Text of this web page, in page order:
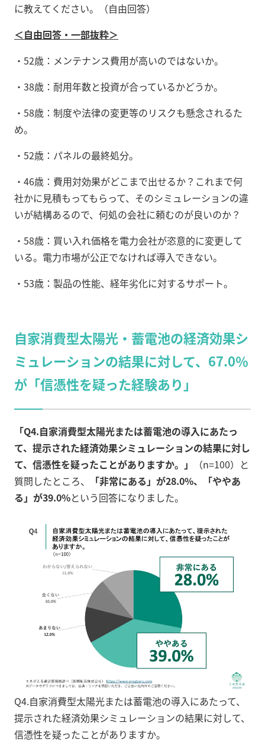
に教えてください。（自由回答）
＜自由回答・一部抜粋＞
・52歳：メンテナンス費用が高いのではないか。
・38歳：耐用年数と投資が合っているかどうか。
・58歳：制度や法律の変更等のリスクも懸念されるた
め。
・52歳：パネルの最終処分。
・46歳：費用対効果がどこまで出せるか？これまで何
社かに見積もってもらって、そのシミュレーションの違
いが結構あるので、何処の会社に頼むのが良いのか？
・58歳：買い入れ価格を電力会社が恣意的に変更して
いる。電力市場が公正でなければ導入できない。
・53歳：製品の性能、経年劣化に対するサポート。
自家消費型太陽光・蓄電池の経済効果シ
ミュレーションの結果に対して、67.0％
が「信憑性を疑った経験あり」
「Q4.自家消費型太陽光または蓄電池の導入にあたっ
て、提示された経済効果シミュレーションの結果に対し
て、信憑性を疑ったことがありますか。」
（n=100）と
質問したところ、
「非常にある」が28.0%、「ややあ
る」が39.0%という回答になりました。
Q4.自家消費型太陽光または蓄電池の導入にあたって、
提示された経済効果シミュレーションの結果に対して、
信憑性を疑ったことがありますか。